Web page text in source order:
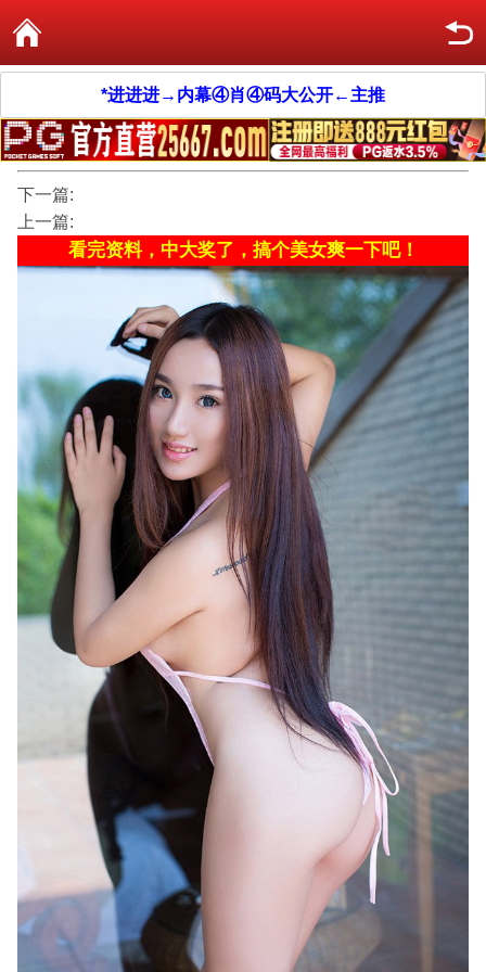
*进进进→内幕④肖④码大公开←主推
下一篇:
上一篇:
看完资料，中大奖了，搞个美女爽一下吧！